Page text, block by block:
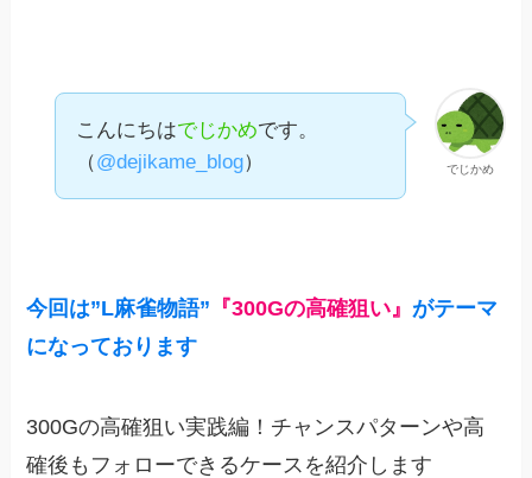
でじかめ
こんにちはでじかめです。
（@dejikame_blog）
今回は”L麻雀物語” 『300Gの高確狙い』 がテーマ
になっております
300Gの高確狙い実践編！チャンスパターンや高
確後もフォローできるケースを紹介します